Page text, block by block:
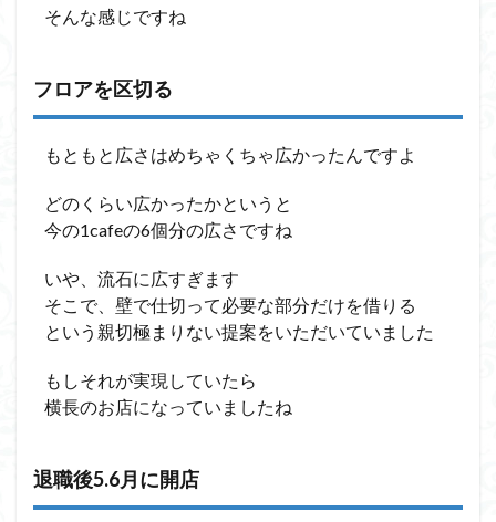
そんな感じですね
フロアを区切る
もともと広さはめちゃくちゃ広かったんですよ
どのくらい広かったかというと
今の1cafeの6個分の広さですね
いや、流石に広すぎます
そこで、壁で仕切って必要な部分だけを借りる
という親切極まりない提案をいただいていました
もしそれが実現していたら
横長のお店になっていましたね
退職後5.6月に開店